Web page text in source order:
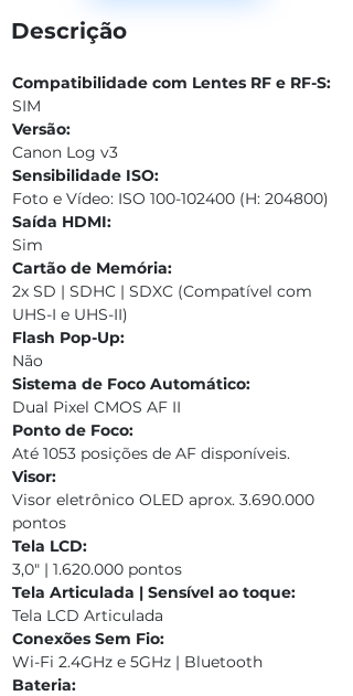
Descrição
Compatibilidade com Lentes RF e RF-S:
SIM
Versão:
Canon Log v3
Sensibilidade ISO:
Foto e Vídeo: ISO 100-102400 (H: 204800)
Saída HDMI:
Sim
Cartão de Memória:
2x SD | SDHC | SDXC (Compatível com
UHS-I e UHS-II)
Flash Pop-Up:
Não
Sistema de Foco Automático:
Dual Pixel CMOS AF II
Ponto de Foco:
Até 1053 posições de AF disponíveis.
Visor:
Visor eletrônico OLED aprox. 3.690.000
pontos
Tela LCD:
3,0" | 1.620.000 pontos
Tela Articulada | Sensível ao toque:
Tela LCD Articulada
Conexões Sem Fio:
Wi-Fi 2.4GHz e 5GHz | Bluetooth
Bateria: